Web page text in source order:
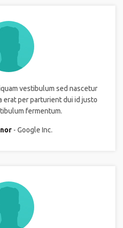
vestibulum sed nascetur
erat per parturient dui id justo
fermentum.
Google Inc.